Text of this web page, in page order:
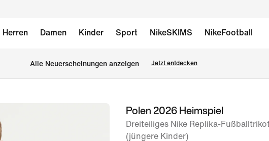
Herren Damen Kinder Sport NikeSKIMS NikeFootball
Alle Neuerscheinungen anzeigen Jetzt entdecken
Bild 1Polen 2026 Heimspiel
Dreiteiliges Nike Replika-
(jüngere Kinder)